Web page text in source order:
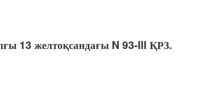
13 желтоқсандағы N 93-III ҚРЗ.